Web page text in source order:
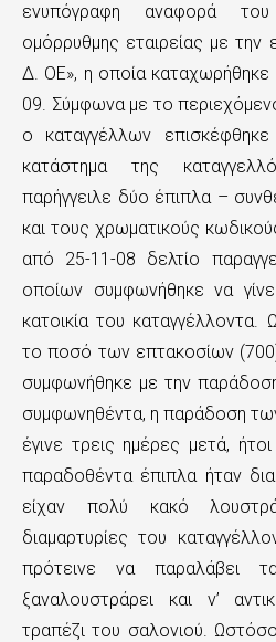
ενυπόγραφη αναφορά
ομόρρυθμης εταιρείας με
∆. ΟΕ», η οποία
09. Σύμφωνα με το
ο καταγγέλλων
κατάστημα της
παρήγγειλε δύο έπιπλα –
και τους χρωματικούς
από 25-11-08 δελτίο
οποίων συμφωνήθηκε να
κατοικία του
το ποσό των επτακοσίων
συμφωνήθηκε με την
συμφωνηθέντα, η παράδοση
έγινε τρεις ημέρες μετά,
παραδοθέντα έπιπλα ήταν
είχαν πολύ κακό
διαμαρτυρίες του
πρότεινε να παραλάβει
ξαναλουστράρει και ν’
τραπέζι του σαλονιού.